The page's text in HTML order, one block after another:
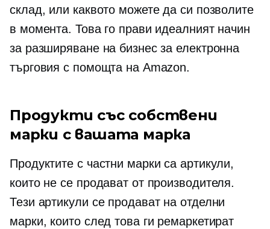
склад, или каквото можете да си позволите
в момента. Това го прави идеалният начин
за разширяване на бизнес за електронна
търговия с помощта на Amazon.
Продукти със собствени
марки с вашата марка
Продуктите с частни марки са артикули,
които не се продават от производителя.
Тези артикули се продават на отделни
марки, които след това ги ремаркетират